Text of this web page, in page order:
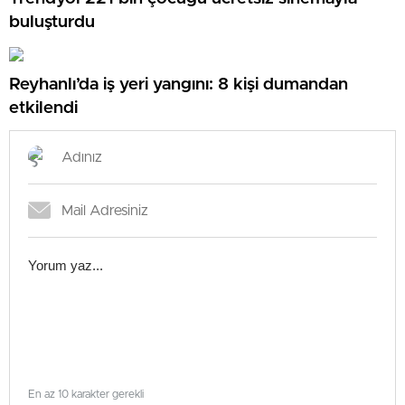
buluşturdu
Reyhanlı’da iş yeri yangını: 8 kişi dumandan
etkilendi
En az 10 karakter gerekli